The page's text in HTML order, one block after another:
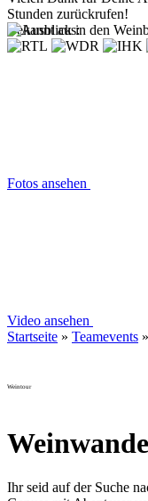
Stunden zurückrufen!
Bekannt aus:
Fotos ansehen
Video ansehen
Startseite » Teamevents »
Weintour
Ihr seid auf der Suche